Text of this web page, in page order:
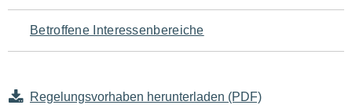
für
den
Seiteninhalt
Betroffene Interessenbereiche
Regelungsvorhaben herunterladen (PDF)